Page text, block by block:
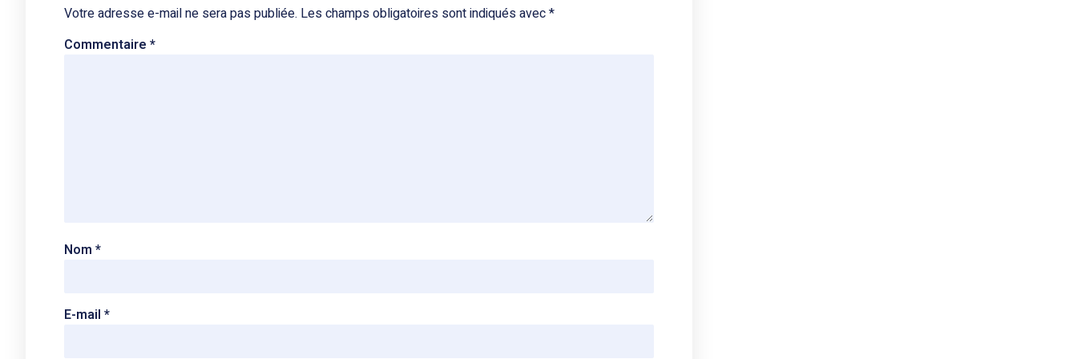
Votre adresse e-mail ne sera pas publiée. Les champs obligatoires sont indiqués avec*
Commentaire *
Nom *
E-mail *